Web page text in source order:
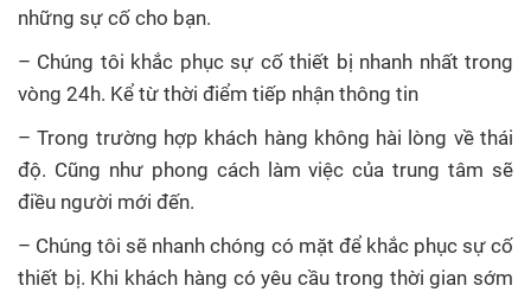
những sự cố cho bạn.
– Chúng tôi khắc phục sự cố thiết bị nhanh nhất trong
vòng 24h. Kể từ thời điểm tiếp nhận thông tin
– Trong trường hợp khách hàng không hài lòng về thái
độ. Cũng như phong cách làm việc của trung tâm sẽ
điều người mới đến.
– Chúng tôi sẽ nhanh chóng có mặt để khắc phục sự cố
thiết bị. Khi khách hàng có yêu cầu trong thời gian sớm